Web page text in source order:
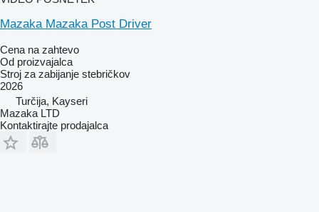
Mazaka Mazaka Post Driver
Cena na zahtevo
Od proizvajalca
Stroj za zabijanje stebričkov
2026
Turčija, Kayseri
Mazaka LTD
Kontaktirajte prodajalca